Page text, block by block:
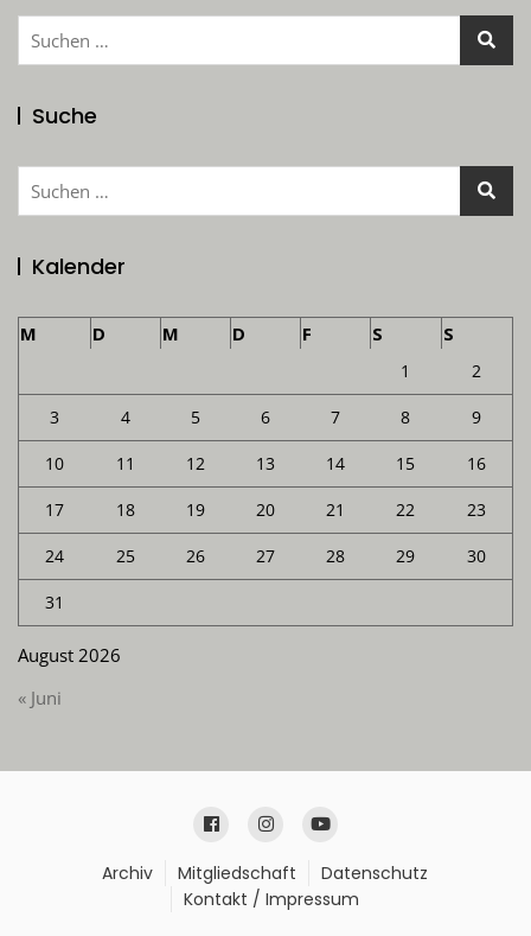
Suchen
Suche
Suchen
Kalender
August 2026
M D M D F S S
1 2
3 4 5 6 7 8 9
10 11 12 13 14 15 16
17 18 19 20 21 22 23
24 25 26 27 28 29 30
31
« Juni
Archiv Mitgliedschaft
Datenschutz
Kontakt / Impressum